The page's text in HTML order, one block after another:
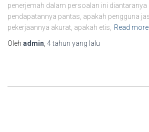
penerjemah dalam persoalan ini diantaranya
pendapatannya pantas, apakah pengguna
pekerjaannya akurat, apakah etis,
Read more…
Oleh admin 4 tahun yang lalu
a